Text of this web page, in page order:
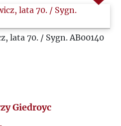
I
lata 70. / Sygn. AB00140
Giedroyc